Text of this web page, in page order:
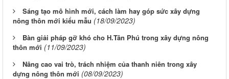
Sáng tạo mô hình mới, cách làm hay góp sức xây dựng
nông thôn mới kiểu mẫu (18/09/2023)
Bàn giải pháp gỡ khó cho H.Tân Phú trong xây dựng nông
thôn mới (11/09/2023)
Nâng cao vai trò, trách nhiệm của thanh niên trong xây
dựng nông thôn mới (08/09/2023)